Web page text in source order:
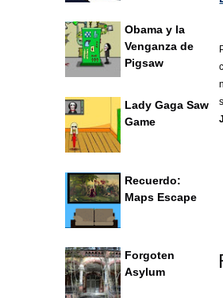
Obama y la
Venganza de
Pigsaw
Lady Gaga Saw
Game
Recuerdo:
Maps Escape
Forgoten
Asylum